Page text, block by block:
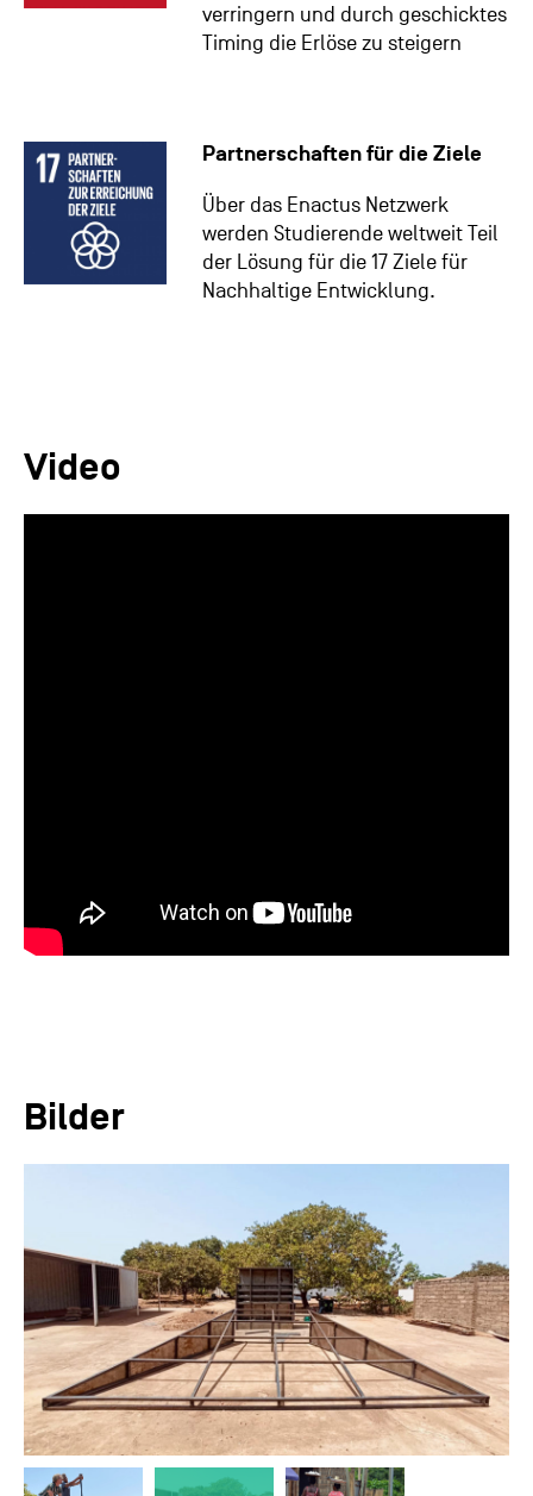
verringern und durch geschicktes
Timing die Erlöse zu steigern
Partnerschaften für die Ziele
Über das Enactus Netzwerk
werden Studierende weltweit Teil
der Lösung für die 17 Ziele für
Nachhaltige Entwicklung.
Video
Bilder